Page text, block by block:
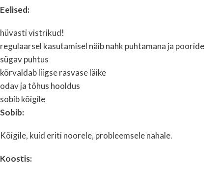
Eelised:
hüvasti vistrikud!
regulaarsel kasutamisel näib nahk puhtamana ja pooride
sügav puhtus
kõrvaldab liigse rasvase läike
odav ja tõhus hooldus
sobib kõigile
Sobib:
Kõigile, kuid eriti noorele, probleemsele nahale.
Koostis: